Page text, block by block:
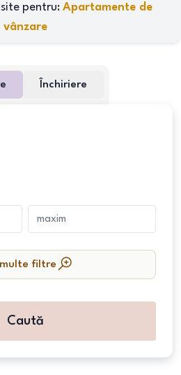
pentru: Apartamente de
vânzare
Închiriere
filtre
Caută